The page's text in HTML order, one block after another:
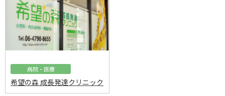
病院・医療
希望の森 成長発達クリニック